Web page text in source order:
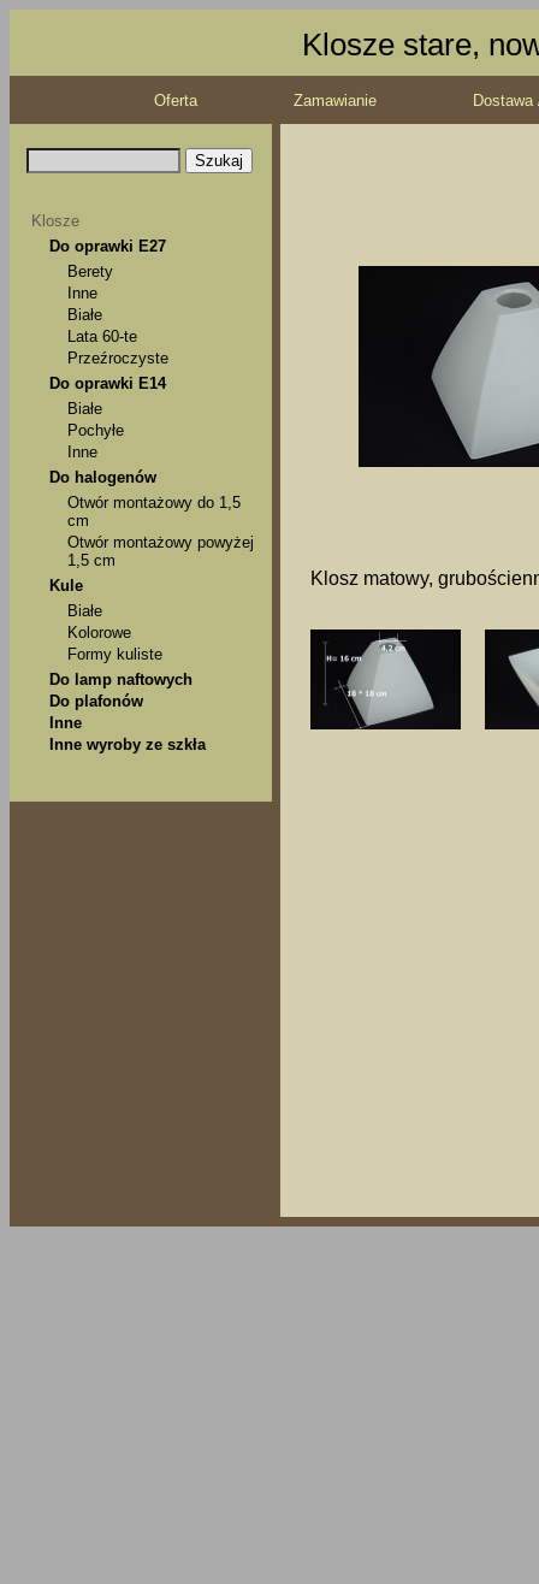
Klosze stare,
Oferta Zamawianie
Klosze
Do oprawki E27
Berety
Inne
Białe
Lata 60-te
Przeźroczyste
Do oprawki E14
Białe
Pochyłe
Inne
Do halogenów
Otwór montażowy do 1,5
cm
Otwór montażowy powyżej
1,5 cm
Kule
Białe
Kolorowe
Formy kuliste
Do lamp naftowych
Do plafonów
Inne
Inne wyroby ze szkła
Klosz matowy,